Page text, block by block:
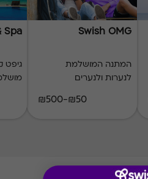
Swish OMG
המתנה המושלמת
לנערות ולנערים
₪50-₪500
Spa
גיפט